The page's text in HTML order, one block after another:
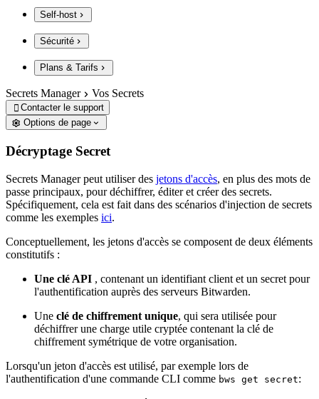
Self-host
Sécurité
Plans & Tarifs
Secrets Manager Vos Secrets
 Contacter le support
Options de page
Décryptage Secret
Secrets Manager peut utiliser des jetons d'accès, en plus des mots de
passe principaux, pour déchiffrer, éditer et créer des secrets.
Spécifiquement, cela est fait dans des scénarios d'injection de secrets
comme les exemples ici.
Conceptuellement, les jetons d'accès se composent de deux éléments
constitutifs :
Une clé API , contenant un identifiant client et un secret pour
l'authentification auprès des serveurs Bitwarden.
Une clé de chiffrement unique, qui sera utilisée pour
déchiffrer une charge utile cryptée contenant la clé de
chiffrement symétrique de votre organisation.
Lorsqu'un jeton d'accès est utilisé, par exemple lors de
l'authentification d'une commande CLI comme bws get secret: